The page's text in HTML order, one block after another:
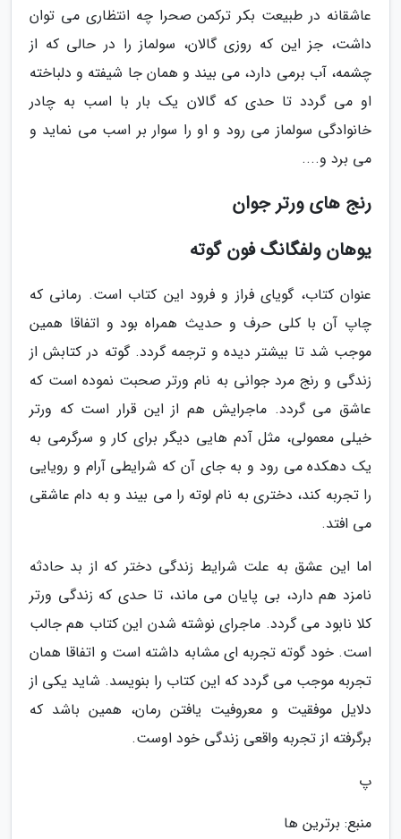
عاشقانه در طبیعت بکر ترکمن صحرا چه انتظاری می توان
داشت، جز این که روزی گالان، سولماز را در حالی که از
چشمه، آب برمی دارد، می بیند و همان جا شیفته و دلباخته
او می گردد تا حدی که گالان یک بار با اسب به چادر
خانوادگی سولماز می رود و او را سوار بر اسب می نماید و
می برد و....
رنج های ورتر جوان
یوهان ولفگانگ فون گوته
عنوان کتاب، گویای فراز و فرود این کتاب است. رمانی که
چاپ آن با کلی حرف و حدیث همراه بود و اتفاقا همین
موجب شد تا بیشتر دیده و ترجمه گردد. گوته در کتابش از
زندگی و رنج مرد جوانی به نام ورتر صحبت نموده است که
عاشق می گردد. ماجرایش هم از این قرار است که ورتر
خیلی معمولی، مثل آدم هایی دیگر برای کار و سرگرمی به
یک دهکده می رود و به جای آن که شرایطی آرام و رویایی
را تجربه کند، دختری به نام لوته را می بیند و به دام عاشقی
می افتد.
اما این عشق به علت شرایط زندگی دختر که از بد حادثه
نامزد هم دارد، بی پایان می ماند، تا حدی که زندگی ورتر
کلا نابود می گردد. ماجرای نوشته شدن این کتاب هم جالب
است. خود گوته تجربه ای مشابه داشته است و اتفاقا همان
تجربه موجب می گردد که این کتاب را بنویسد. شاید یکی از
دلایل موفقیت و معروفیت یافتن رمان، همین باشد که
برگرفته از تجربه واقعی زندگی خود اوست.
پ
منبع: برترین ها